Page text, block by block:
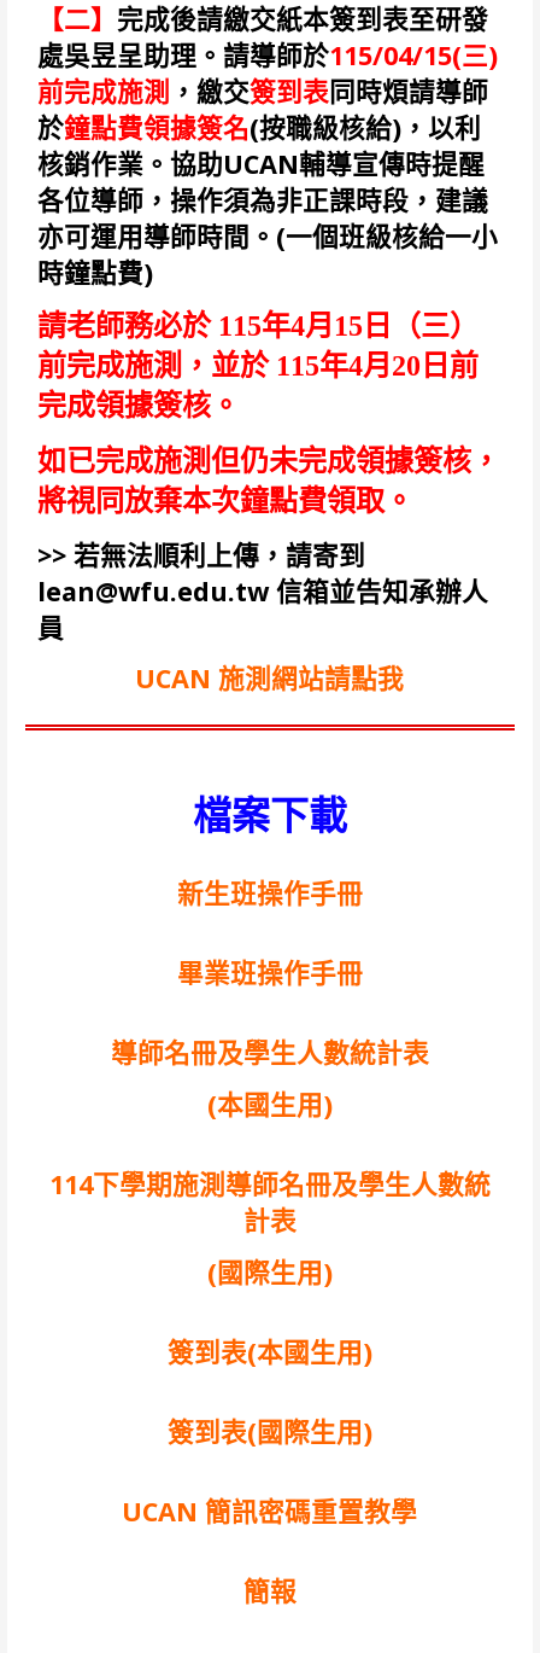
【二】 完成後請繳交紙本簽到表至研發
處吳昱呈助理。請導師於115/04/15(三)
前完成施測 ，繳交簽到表同時煩請導師
於鐘點費領據簽名(按職級核給)，以利
核銷作業。協助UCAN輔導宣傳時提醒
各位導師，操作須為非正課時段，建議
亦可運用導師時間。(一個班級核給一小
時鐘點費)
請老師務必於 115年4月15日（三）
前完成施測，並於 115年4月20日前
完成領據簽核。
如已完成施測但仍未完成領據簽核，
將視同放棄本次鐘點費領取。
>> 若無法順利上傳，請寄到
lean@wfu.edu.tw 信箱並告知承辦人
員
UCAN 施測網站請點我
檔案下載
新生班操作手冊
畢業班操作手冊
導師名冊及學生人數統計表
(本國生用)
114下學期施測導師名冊及學生人數統
計表
(國際生用)
簽到表(本國生用)
簽到表(國際生用)
UCAN 簡訊密碼重置教學
簡報